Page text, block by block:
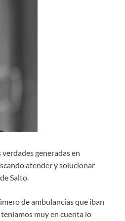
generadas en
atender y solucionar
Salto.
de ambulancias que iban
muy en cuenta lo